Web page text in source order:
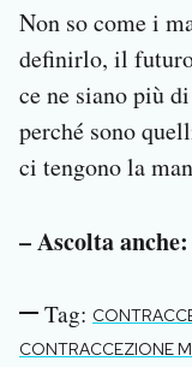
Non so come i
definirlo, il
ce ne siano più
perché sono
ci tengono la
– Ascolta anche:
Tag:
CONTRACCEZIONE